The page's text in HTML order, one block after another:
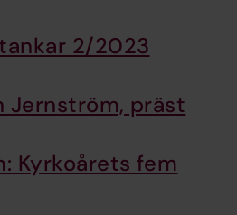
2/2023
Jernström, präst
Kyrkoårets fem